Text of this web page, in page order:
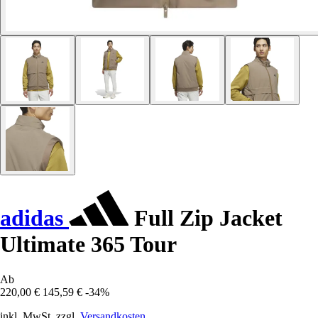
adidas
Full Zip Jacket
Ultimate 365 Tour
Ab
220,00 € 145,59 € -34%